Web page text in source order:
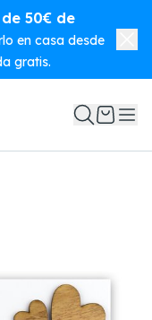
50€ de
en casa desde
gratis.